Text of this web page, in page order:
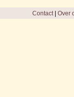
Contact| Over